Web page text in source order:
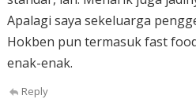
Apalagi saya sekeluarga
Hokben pun termasuk fast
enak-enak.
Reply